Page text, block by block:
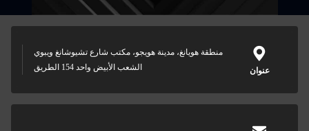
عنوان
منطقة هويانغ، مدينة هويجو، مكتب شارع تشيوشانغ ويبوي
الشعب الأبيض واحد 154 الطريق